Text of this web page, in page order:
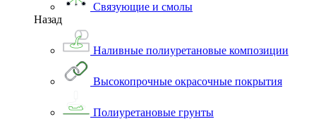
Связующие и смолы
Назад
Наливные полиуретановые композиции
Высокопрочные окрасочные покрытия
Полиуретановые грунты